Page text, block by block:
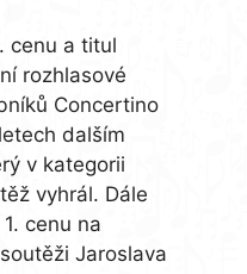
cenu a titul
rozhlasové
Concertino
dalším
v kategorii
vyhrál. Dále
cenu na
Jaroslava